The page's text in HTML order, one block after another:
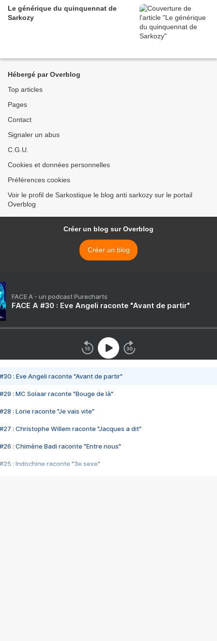
Le générique du quinquennat de
Sarkozy
Hébergé par Overblog
Top articles
Pages
Contact
Signaler un abus
C.G.U.
Cookies et données personnelles
Préférences cookies
Voir le profil de Sarkostique le blog anti sarkozy sur le portail
Overblog
Créer un blog sur Overblog
Créer un blog
FACE A - un podcast Purecharts
FACE A #30 : Eve Angeli raconte "Avant de partir"
#30 : Eve Angeli raconte "Avant de partir"
#29 : MC Solaar raconte "Bouge de là"
#28 : Lorie raconte "Je vais vite"
#27 : Christophe Willem raconte "Jacques a dit"
#26 : Chimène Badi raconte "Entre nous"
#25 : Indochine raconte "3e sexe"